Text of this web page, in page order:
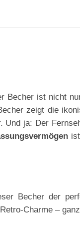
Becher ist nicht
zeigt die
Und ja: Der
ist
Becher der
Charme –